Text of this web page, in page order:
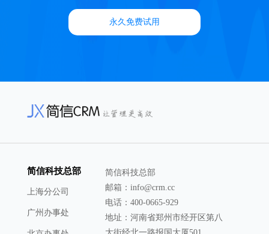
永久免费试用
简信科技总部
上海分公司
广州办事处
简信科技总部
邮箱：info@crm.cc
电话：400-0665-929
地址：河南省郑州市经开区第八